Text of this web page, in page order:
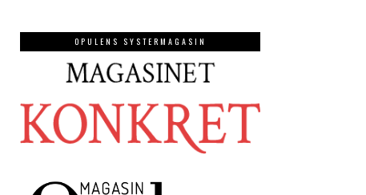
OPULENS SYSTERMAGASIN